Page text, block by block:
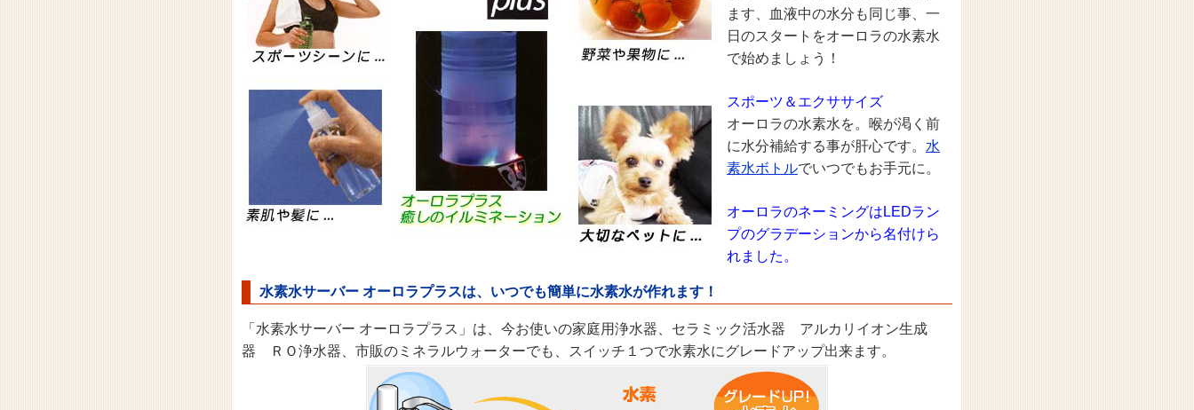
ます、血液中の水分も同じ事、一
日のスタートをオーロラの水素水
で始めましょう！
スポーツ＆エクササイズ
オーロラの水素水を。喉が渇く前
に水分補給する事が肝心です。 水
素水ボトルでいつでもお手元に。
オーロラのネーミングはLEDラン
プのグラデーションから名付けら
れました。
水素水サーバー オーロラプラスは、いつでも簡単に水素水が作れます！
「水素水サーバー オーロラプラス」は、今お使いの家庭用浄水器、セラミック活水器 アルカリイオン生成
器 ＲＯ浄水器、市販のミネラルウォーターでも、スイッチ１つで水素水にグレードアップ出来ます。